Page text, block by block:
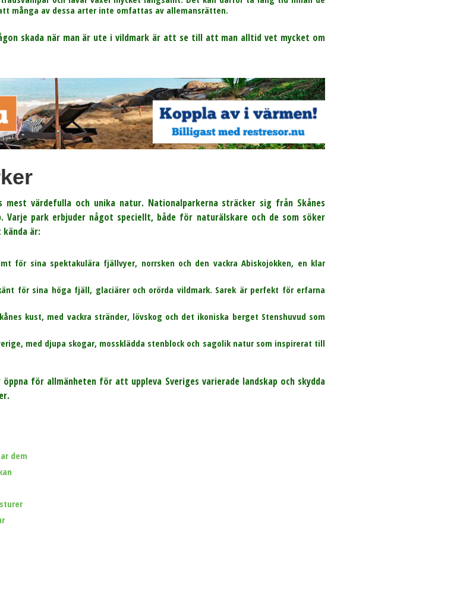
många av dessa arter inte omfattas av allemansrätten.
skada när man är ute i vildmark är att se till att man alltid vet mycket om
mest värdefulla och unika natur. Nationalparkerna sträcker sig från Skånes
park erbjuder något speciellt, både för naturälskare och de som söker
är:
för sina spektakulära fjällvyer, norrsken och den vackra Abiskojokken, en klar
för sina höga fjäll, glaciärer och orörda vildmark. Sarek är perfekt för erfarna
kust, med vackra stränder, lövskog och det ikoniska berget Stenshuvud som
med djupa skogar, mossklädda stenblock och sagolik natur som inspirerat till
för allmänheten för att uppleva Sveriges varierade landskap och skydda
dem